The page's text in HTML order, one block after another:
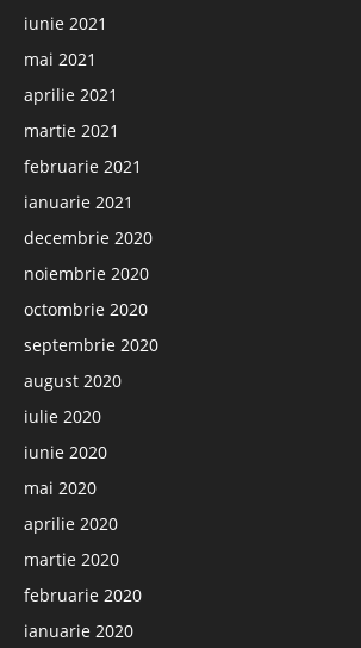
iunie 2021
mai 2021
aprilie 2021
martie 2021
februarie 2021
ianuarie 2021
decembrie 2020
noiembrie 2020
octombrie 2020
septembrie 2020
august 2020
iulie 2020
iunie 2020
mai 2020
aprilie 2020
martie 2020
februarie 2020
ianuarie 2020